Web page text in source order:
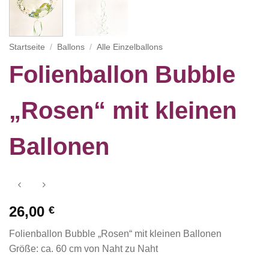
Startseite / Ballons / Alle Einzelballons
Folienballon Bubble
„Rosen“ mit kleinen
Ballonen
26,00 €
Folienballon Bubble „Rosen“ mit kleinen Ballonen
Größe: ca. 60 cm von Naht zu Naht